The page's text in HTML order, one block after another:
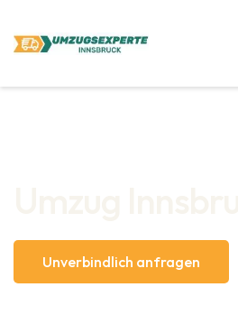
Unverbindlich anfragen